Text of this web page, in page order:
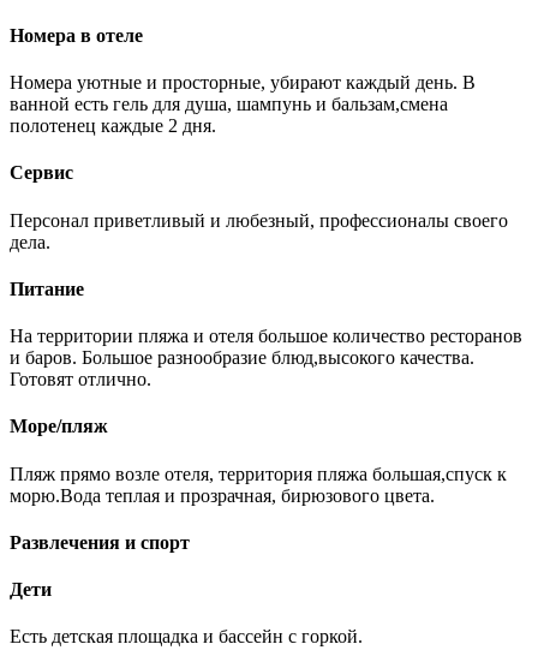
Номера в отеле
Номера уютные и просторные, убирают каждый день. В
ванной есть гель для душа, шампунь и бальзам,смена
полотенец каждые 2 дня.
Сервис
Персонал приветливый и любезный, профессионалы своего
дела.
Питание
На территории пляжа и отеля большое количество ресторанов
и баров. Большое разнообразие блюд,высокого качества.
Готовят отлично.
Море/пляж
Пляж прямо возле отеля, территория пляжа большая,спуск к
морю.Вода теплая и прозрачная, бирюзового цвета.
Развлечения и спорт
Дети
Есть детская площадка и бассейн с горкой.